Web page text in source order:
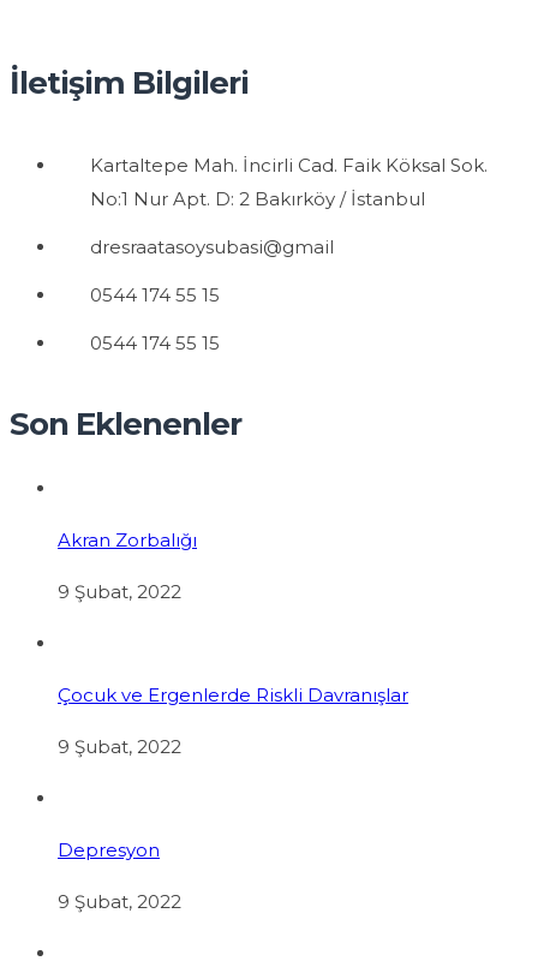
İletişim Bilgileri
Kartaltepe Mah. İncirli Cad. Faik Köksal Sok.
No:1 Nur Apt. D: 2 Bakırköy / İstanbul
dresraatasoysubasi@gmail
0544 174 55 15
0544 174 55 15
Son Eklenenler
Akran Zorbalığı
9 Şubat, 2022
Çocuk ve Ergenlerde Riskli Davranışlar
9 Şubat, 2022
Depresyon
9 Şubat, 2022